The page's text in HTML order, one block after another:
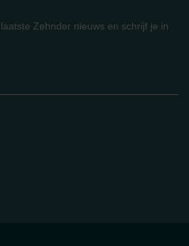
Zehnder nieuws en schrijf je in